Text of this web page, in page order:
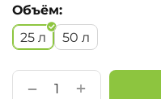
Объём:
25 л
50 л
+
−